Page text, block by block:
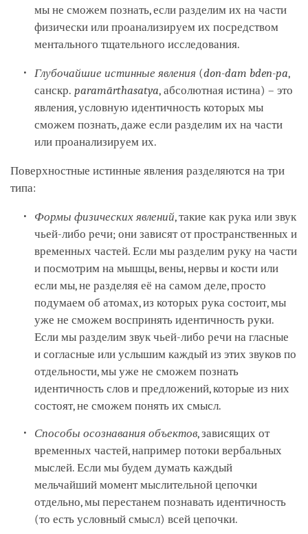
мы не сможем познать, если разделим их на части
физически или проанализируем их посредством
ментального тщательного исследования.
Глубочайшие истинные явления (don-dam bden-pa,
санскр.paramārthasatya, абсолютная истина) – это
явления, условную идентичность которых мы
сможем познать, даже если разделим их на части
или проанализируем их.
Поверхностные истинные явления разделяются на три
типа:
Формы физических явлений, такие как рука или звук
чьей-либо речи; они зависят от пространственных и
временных частей. Если мы разделим руку на части
и посмотрим на мышцы, вены, нервы и кости или
если мы, не разделяя её на самом деле, просто
подумаем об атомах, из которых рука состоит, мы
уже не сможем воспринять идентичность руки.
Если мы разделим звук чьей-либо речи на гласные
и согласные или услышим каждый из этих звуков по
отдельности, мы уже не сможем познать
идентичность слов и предложений, которые из них
состоят, не сможем понять их смысл.
Способы осознавания объектов, зависящих от
временных частей, например потоки вербальных
мыслей. Если мы будем думать каждый
мельчайший момент мыслительной цепочки
отдельно, мы перестанем познавать идентичность
(то есть условный смысл) всей цепочки.